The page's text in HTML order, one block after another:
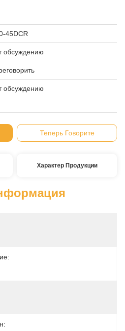
45DCR
обсуждению
обсуждению
Теперь Говорите
Характер Продукции